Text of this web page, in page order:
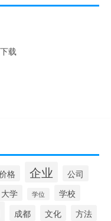
格 企业 公司
大学 学位
学校
成都 文化
方法